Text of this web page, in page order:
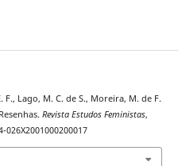
F., Lago, M. C. de S., Moreira, M. de F.
Revista Estudos Feministas,